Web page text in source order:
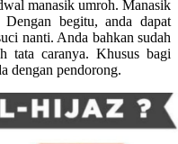
manasik umroh. Manasik
Dengan begitu, anda dapat
nanti. Anda bahkan sudah
tata caranya. Khusus bagi
dengan pendorong.